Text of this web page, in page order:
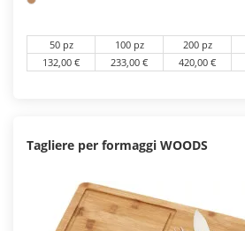
50 pz 100 pz 200 pz
132,00 €
233,00 € 420,00 €
Tagliere per formaggi WOODS